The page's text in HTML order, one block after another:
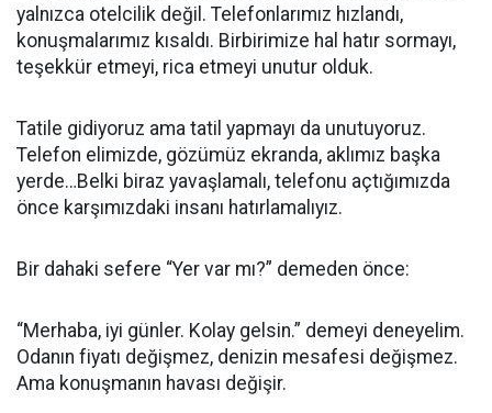
yalnızca otelcilik değil. Telefonlarımız hızlandı,
konuşmalarımız kısaldı. Birbirimize hal hatır sormayı,
teşekkür etmeyi, rica etmeyi unutur olduk.
Tatile gidiyoruz ama tatil yapmayı da unutuyoruz.
Telefon elimizde, gözümüz ekranda, aklımız başka
yerde…Belki biraz yavaşlamalı, telefonu açtığımızda
önce karşımızdaki insanı hatırlamalıyız.
Bir dahaki sefere “Yer var mı?” demeden önce:
“Merhaba, iyi günler. Kolay gelsin.” demeyi deneyelim.
Odanın fiyatı değişmez, denizin mesafesi değişmez.
Ama konuşmanın havası değişir.